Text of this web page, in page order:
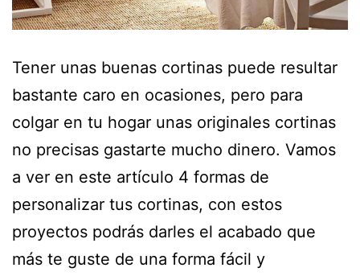
Tener unas buenas cortinas puede resultar
bastante caro en ocasiones, pero para
colgar en tu hogar unas originales cortinas
no precisas gastarte mucho dinero. Vamos
a ver en este artículo 4 formas de
personalizar tus cortinas, con estos
proyectos podrás darles el acabado que
más te guste de una forma fácil y